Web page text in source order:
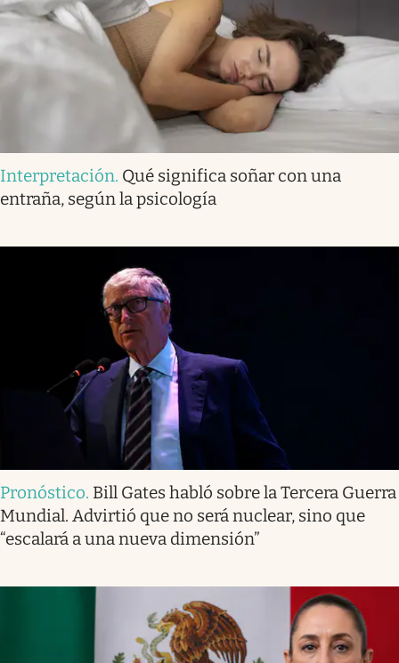
Interpretación. Qué significa soñar con una
entraña, según la psicología
Pronóstico. Bill Gates habló sobre la Tercera Guerra
Mundial. Advirtió que no será nuclear, sino que
“escalará a una nueva dimensión”